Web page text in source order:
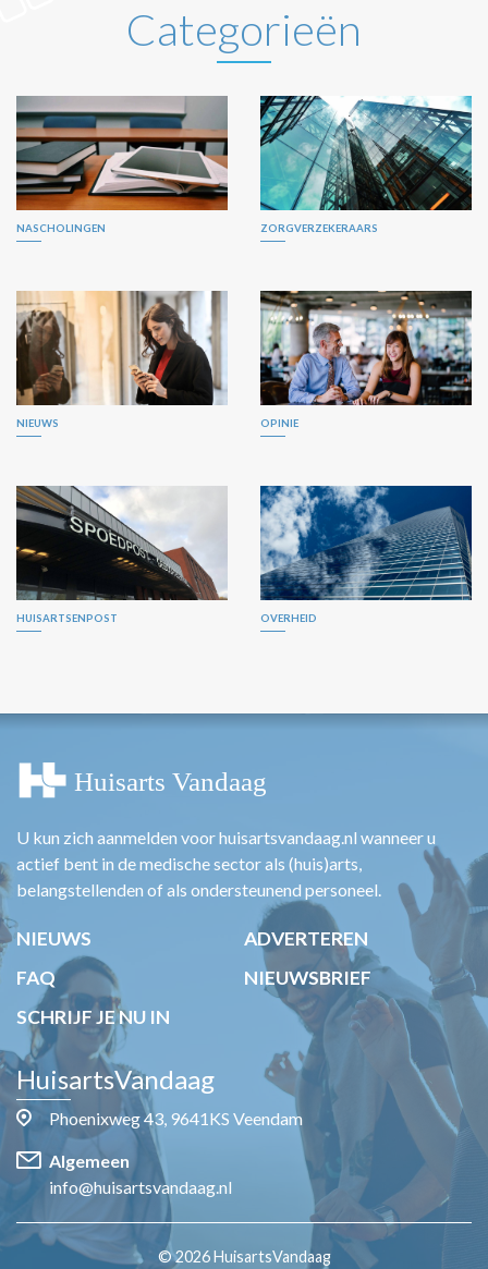
Categorieën
NASCHOLINGEN ZORGVERZEKERAARS
NIEUWS OPINIE
HUISARTSENPOST OVERHEID
U kun zich aanmelden voor huisartsvandaag.nl wanneer u
actief bent in de medische sector als (huis)arts,
belangstellenden of als ondersteunend personeel.
NIEUWS
ADVERTEREN
FAQ
NIEUWSBRIEF
SCHRIJF JE NU IN
HuisartsVandaag
Phoenixweg 43, 9641KS Veendam
Algemeen
info@huisartsvandaag.nl
© 2026 HuisartsVandaag